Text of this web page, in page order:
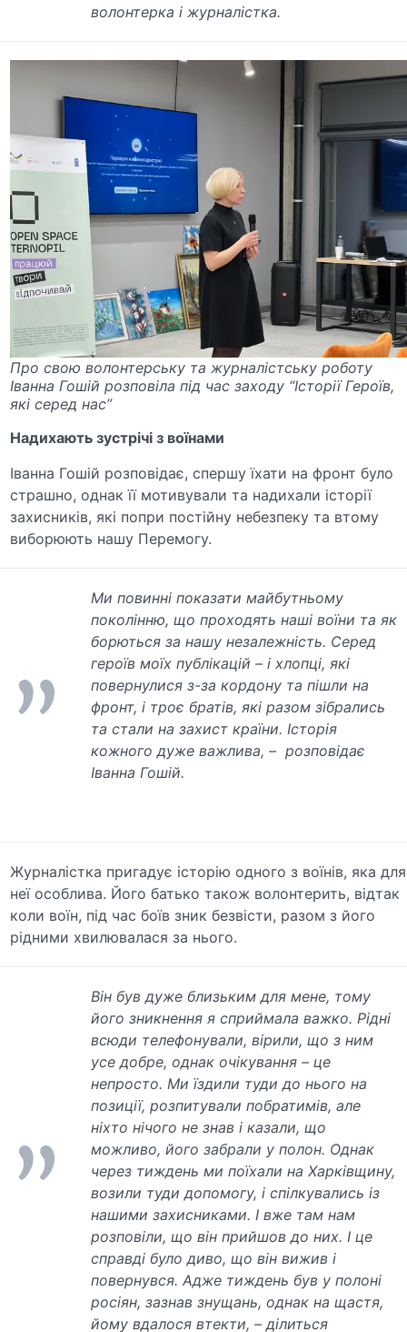
волонтерка і журналістка.
Про свою волонтерську та журналістську роботу
Іванна Гошій розповіла під час заходу “Історії Героїв,
які серед нас”
Надихають зустрічі з воїнами
Іванна Гошій розповідає, спершу їхати на фронт було
страшно, однак її мотивували та надихали історії
захисників, які попри постійну небезпеку та втому
виборюють нашу Перемогу.
Ми повинні показати майбутньому
поколінню, що проходять наші воїни та як
борються за нашу незалежність. Серед
героїв моїх публікацій – і хлопці, які
повернулися з-за кордону та пішли на
фронт, і троє братів, які разом зібрались
та стали на захист країни. Історія
кожного дуже важлива, – розповідає
Іванна Гошій.
Журналістка пригадує історію одного з воїнів, яка для
неї особлива. Його батько також волонтерить, відтак
коли воїн, під час боїв зник безвісти, разом з його
рідними хвилювалася за нього.
Він був дуже близьким для мене, тому
його зникнення я сприймала важко. Рідні
всюди телефонували, вірили, що з ним
усе добре, однак очікування – це
непросто. Ми їздили туди до нього на
позиції, розпитували побратимів, але
ніхто нічого не знав і казали, що
можливо, його забрали у полон. Однак
через тиждень ми поїхали на Харківщину,
возили туди допомогу, і спілкувались із
нашими захисниками. І вже там нам
розповіли, що він прийшов до них. І це
справді було диво, що він вижив і
повернувся. Адже тиждень був у полоні
росіян, зазнав знущань, однак на щастя,
йому вдалося втекти, – ділиться